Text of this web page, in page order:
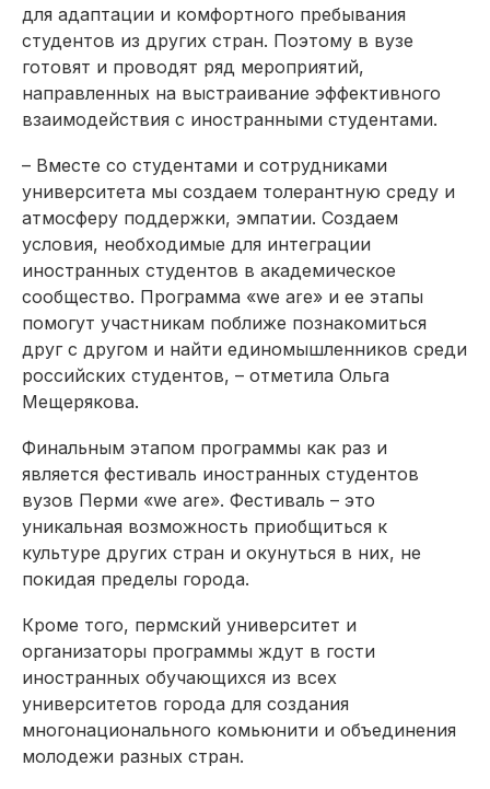
для адаптации и комфортного пребывания
студентов из других стран. Поэтому в вузе
готовят и проводят ряд мероприятий,
направленных на выстраивание эффективного
взаимодействия с иностранными студентами.
– Вместе со студентами и сотрудниками
университета мы создаем толерантную среду и
атмосферу поддержки, эмпатии. Создаем
условия, необходимые для интеграции
иностранных студентов в академическое
сообщество. Программа «we are» и ее этапы
помогут участникам поближе познакомиться
друг с другом и найти единомышленников среди
российских студентов, – отметила Ольга
Мещерякова.
Финальным этапом программы как раз и
является фестиваль иностранных студентов
вузов Перми «we are». Фестиваль – это
уникальная возможность приобщиться к
культуре других стран и окунуться в них, не
покидая пределы города.
Кроме того, пермский университет и
организаторы программы ждут в гости
иностранных обучающихся из всех
университетов города для создания
многонационального комьюнити и объединения
молодежи разных стран.